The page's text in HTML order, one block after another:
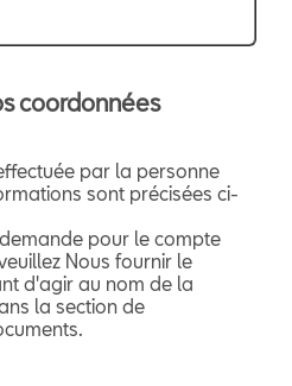
coordonnées
par la personne
sont précisées ci-
pour le compte
Nous fournir le
d'agir au nom de la
la section de